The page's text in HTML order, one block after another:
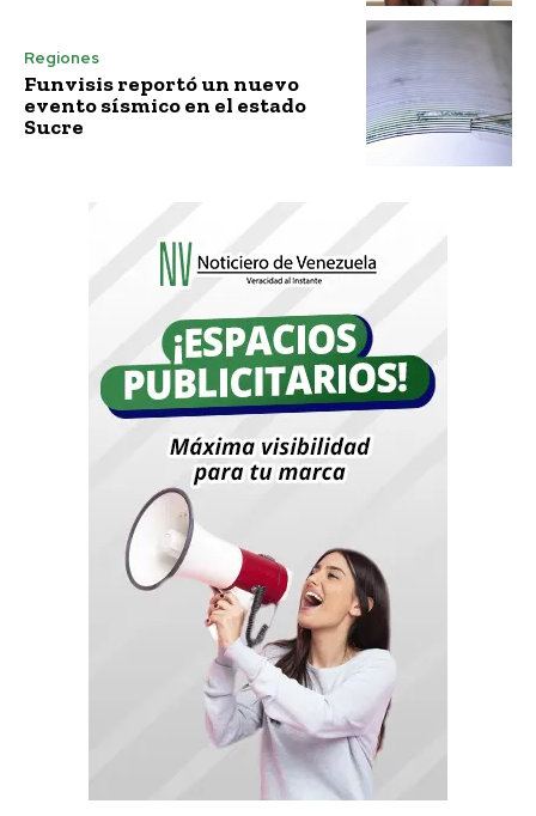
Regiones
Funvisis reportó un nuevo
evento sísmico en el estado
Sucre